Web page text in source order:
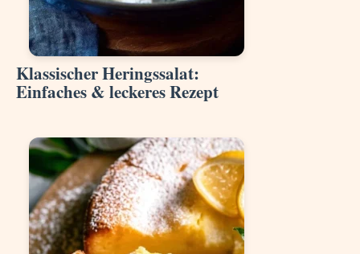
Klassischer Heringssalat:
Einfaches & leckeres Rezept